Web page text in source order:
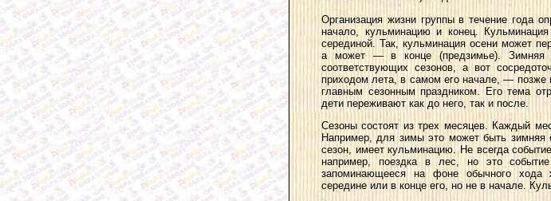
Организация жизни группы в течение года
начало, кульминацию и конец.
серединой. Так, кульминация осени может
а может — в конце (предзимье). Зимняя
соответствующих сезонов, а вот
приходом лета, в самом его начале, — позже
главным сезонным праздником. Его тема
дети переживают как до него, так и после.
Сезоны состоят из трех месяцев. Каждый
Например, для зимы это может быть зимняя
сезон, имеет кульминацию. Не всегда
например, поездка в лес, но это
запоминающееся на фоне обычного хода
середине или в конце его, но не в начале.